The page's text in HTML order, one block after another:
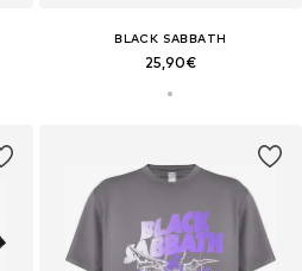
BLACK SABBATH
25,90€